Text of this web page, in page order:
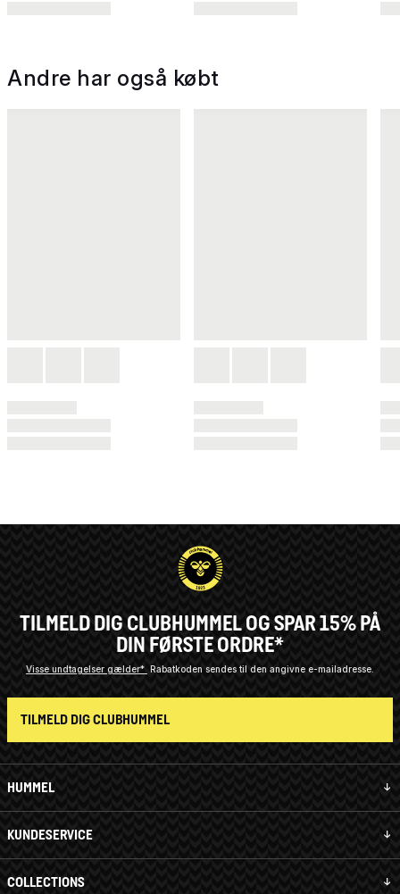
Andre har også købt
HUMMEL
KUNDESERVICE
COLLECTIONS
TILMELD DIG CLUBHUMMEL OG SPAR 15% PÅ
DIN FØRSTE ORDRE*
Visse undtagelser gælder* Rabatkoden sendes til den angivne e-mailadresse.
TILMELD DIG CLUBHUMMEL